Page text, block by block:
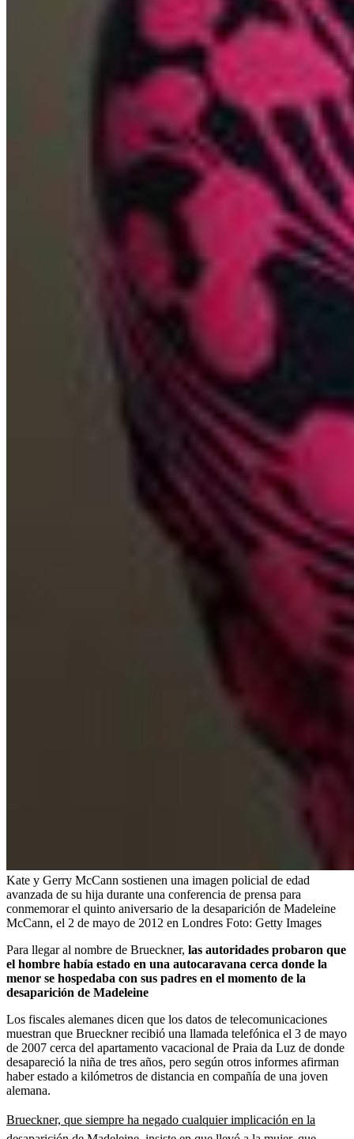
Kate y Gerry McCann sostienen una imagen policial de edad
avanzada de su hija durante una conferencia de prensa para
conmemorar el quinto aniversario de la desaparición de Madeleine
McCann, el 2 de mayo de 2012 en Londres Foto: Getty Images
Para llegar al nombre de Brueckner, las autoridades probaron que
el hombre había estado en una autocaravana cerca donde la
menor se hospedaba con sus padres en el momento de la
desaparición de Madeleine
Los fiscales alemanes dicen que los datos de telecomunicaciones
muestran que Brueckner recibió una llamada telefónica el 3 de mayo
de 2007 cerca del apartamento vacacional de Praia da Luz de donde
desapareció la niña de tres años, pero según otros informes afirman
haber estado a kilómetros de distancia en compañía de una joven
alemana.
Brueckner, que siempre ha negado cualquier implicación en la